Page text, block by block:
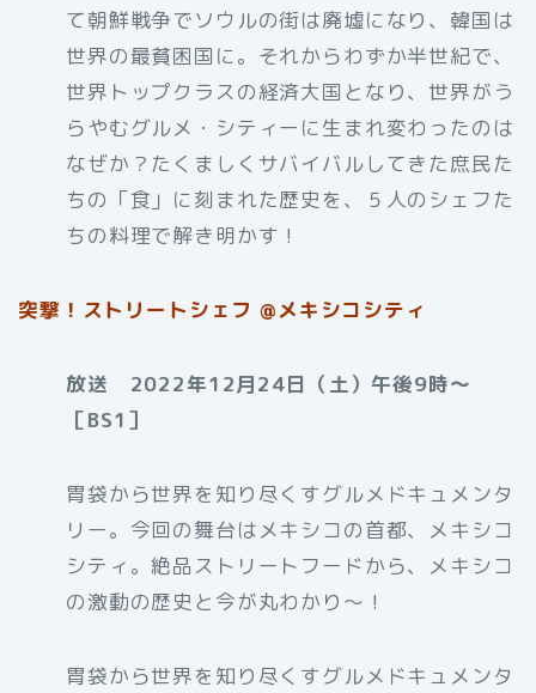
て朝鮮戦争でソウルの街は廃墟になり、韓国は
世界の最貧困国に。それからわずか半世紀で、
世界トップクラスの経済大国となり、世界がう
らやむグルメ・シティーに生まれ変わったのは
なぜか？たくましくサバイバルしてきた庶民た
ちの「食」に刻まれた歴史を、５人のシェフた
ちの料理で解き明かす！
突撃！ストリートシェフ @メキシコシティ
放送 2022年12月24日（土）午後9時〜
［BS1］
胃袋から世界を知り尽くすグルメドキュメンタ
リー。今回の舞台はメキシコの首都、メキシコ
シティ。絶品ストリートフードから、メキシコ
の激動の歴史と今が丸わかり～！
胃袋から世界を知り尽くすグルメドキュメンタ